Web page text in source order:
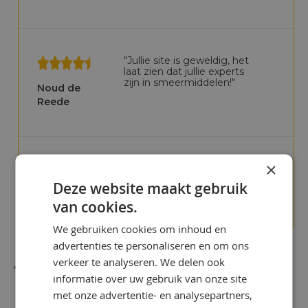
Noud de
Reede
"Jullie site is geweldig, het
laat zien dat jullie experts
zijn in smeermiddelen!"
Chris Bijlsma
×
Deze website maakt gebruik
van cookies.
We gebruiken cookies om inhoud en
advertenties te personaliseren en om ons
verkeer te analyseren. We delen ook
informatie over uw gebruik van onze site
met onze advertentie- en analysepartners,